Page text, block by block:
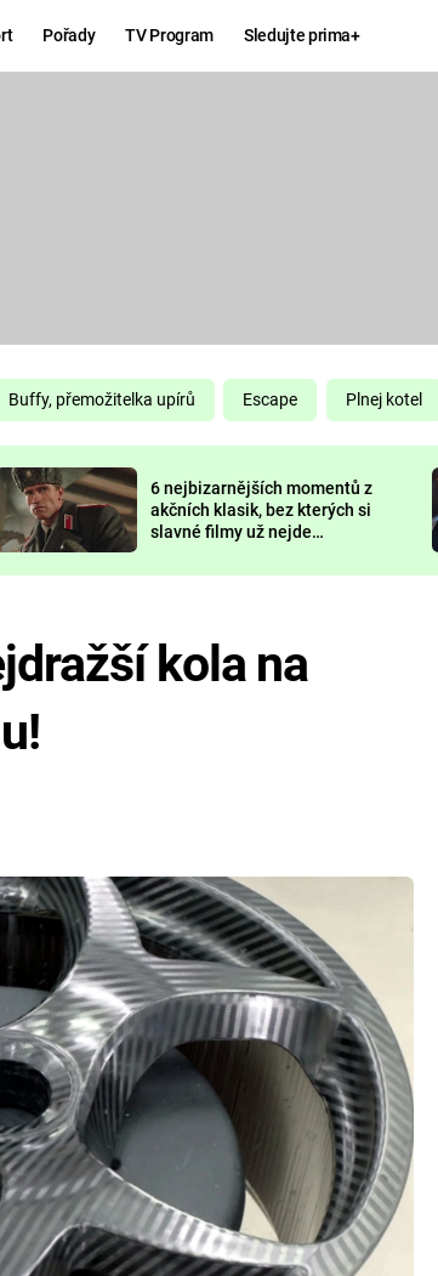
Pořady TV Program Sledujte prima+
DELIVERANCE
CHUCK
Buffy, přemožitelka upírů Escape Plnej kotel
6 nejbizarnějších momentů z
akčních klasik, bez kterých si
slavné filmy už nejde
kola na